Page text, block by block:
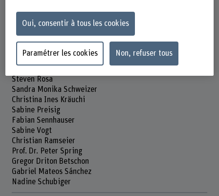
Lorenz Probst
Équipe du projet
Lorenz Probst
Steven Rosa
Sandra Monika Schweizer
Christina Ines Kräuchi
Sabine Preisig
Fabian Sennhauser
Sabine Vogt
Christian Ramseier
Prof. Dr. Peter Spring
Gregor Driton Betschon
Gabriel Mateos Sánchez
Nadine Schubiger
Oui, consentir à tous les cookies
Paramétrer les cookies Non, refuser tous